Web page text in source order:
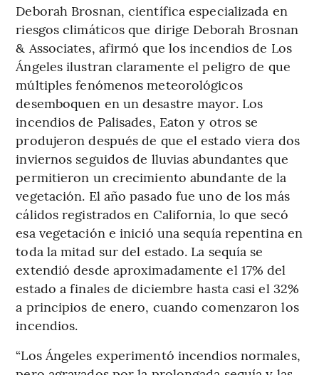
Deborah Brosnan, científica especializada en
riesgos climáticos que dirige Deborah Brosnan
& Associates, afirmó que los incendios de Los
Ángeles ilustran claramente el peligro de que
múltiples fenómenos meteorológicos
desemboquen en un desastre mayor. Los
incendios de Palisades, Eaton y otros se
produjeron después de que el estado viera dos
inviernos seguidos de lluvias abundantes que
permitieron un crecimiento abundante de la
vegetación. El año pasado fue uno de los más
cálidos registrados en California, lo que secó
esa vegetación e inició una sequía repentina en
toda la mitad sur del estado. La sequía se
extendió desde aproximadamente el 17% del
estado a finales de diciembre hasta casi el 32%
a principios de enero, cuando comenzaron los
incendios.
“Los Ángeles experimentó incendios normales,